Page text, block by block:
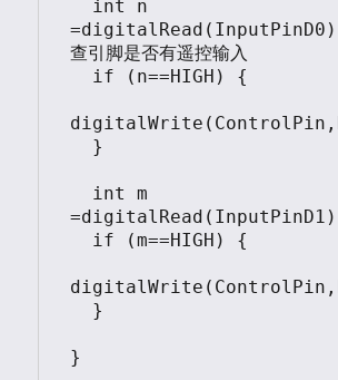
查引脚是否有遥控输入